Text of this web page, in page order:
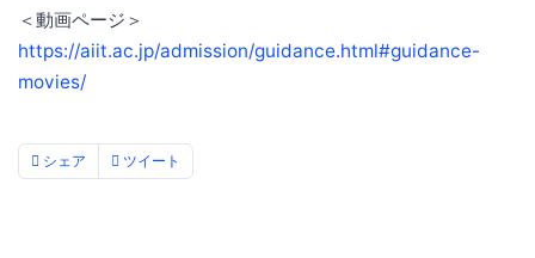
＜動画ページ＞
https://aiit.ac.jp/admission/guidance.html#guidance-
movies/
シェア ツイート